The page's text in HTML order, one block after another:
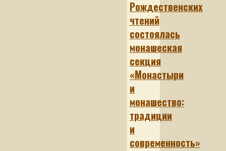
Рождественских
чтений
состоялась
монашеская
секция
«Монастыри
и
монашество:
традиции
и
современность»